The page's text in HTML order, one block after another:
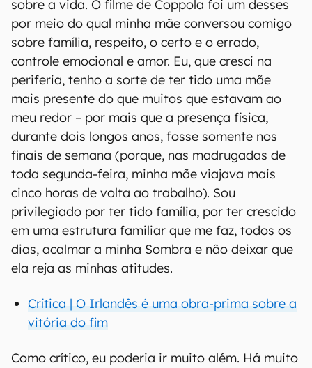
sobre a vida. O filme de Coppola foi um desses
por meio do qual minha mãe conversou comigo
sobre família, respeito, o certo e o errado,
controle emocional e amor. Eu, que cresci na
periferia, tenho a sorte de ter tido uma mãe
mais presente do que muitos que estavam ao
meu redor – por mais que a presença física,
durante dois longos anos, fosse somente nos
finais de semana (porque, nas madrugadas de
toda segunda-feira, minha mãe viajava mais
cinco horas de volta ao trabalho). Sou
privilegiado por ter tido família, por ter crescido
em uma estrutura familiar que me faz, todos os
dias, acalmar a minha Sombra e não deixar que
ela reja as minhas atitudes.
Crítica | O Irlandês é uma obra-prima sobre a
vitória do fim
Como crítico, eu poderia ir muito além. Há muito